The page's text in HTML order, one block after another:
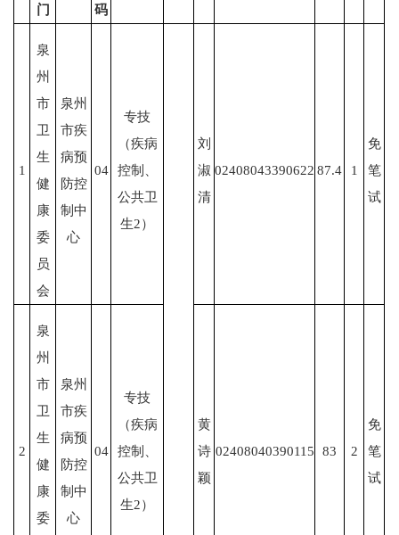
门
码
1
泉
州
市
卫
生
健
康
委
员
会
泉州
市疾
病预
防控
制中
心
04
专技
（疾病
控制、
公共卫
生2）
刘
淑
清
02408043390622 87.4 1
免
笔
试
2
泉
州
市
卫
生
健
康
委
泉州
市疾
病预
防控
制中
心
04
专技
（疾病
控制、
公共卫
生2）
黄
诗
颖
02408040390115 83 2
免
笔
试